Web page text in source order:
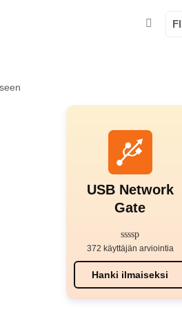
FI
USB Network
Gate
372 käyttäjän arviointia
Hanki ilmaiseksi